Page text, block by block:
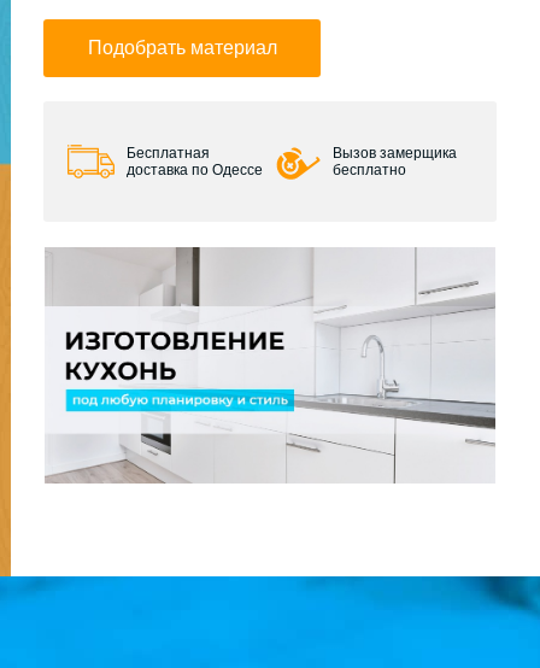
Подобрать материал
Бесплатная
доставка по Одессе
Вызов замерщика
бесплатно